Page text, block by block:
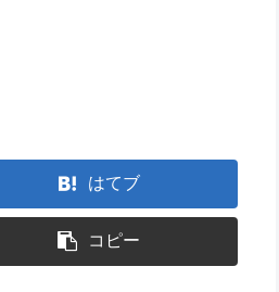
はてブ
コピー